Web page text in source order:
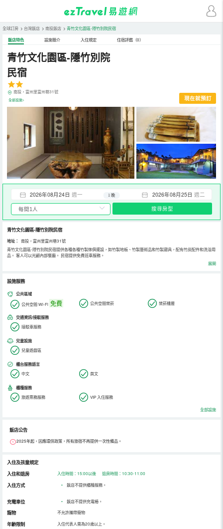
全球訂房 > 台灣飯店 > 南投飯店 > 青竹文化園區-隱竹別院民宿
飯店特色 設施簡介 入住規定 住宿評鑑（0）
青竹文化園區-隱竹別院
民宿
南投，富州里富州巷31號
全部設施> 現在就預訂
2026年08月24日 週一 2026年08月25日 週二
1 晚
搜尋房型
青竹文化園區-隱竹別院民宿
地址：
南投，富州里富州巷31號
青竹文化園區-隱竹別院民宿提供各種各種竹製傢俱擺設，如竹製地板、竹製藝術品和竹製寢具，配有竹炭配件和洗浴用
品。 客人可以光顧內部餐廳。 民宿提供免費班車服務。
展開
設施服務
公共區域
公共空間 Wi-Fi 免費 公共空間禁菸 禁菸樓層
交通資訊/接駁服務
接駁車服務
兒童設施
兒童遊戲區
櫃台服務語言
中文 英文
櫃檯服務
旅遊票務服務 VIP 入住服務
全部設施
飯店公告
2025年起，因應環保政策，所有旅宿不再提供一次性備品。
入住及孩童規定
入住和退房
入住時間：15:00以後 退房時間：10:30-11:00
入住方式 • 飯店不提供櫃檯服務。
充電車位 • 飯店不提供充電樁。
寵物 不允許攜帶寵物
年齡限制 入住代表人需為20歲以上。